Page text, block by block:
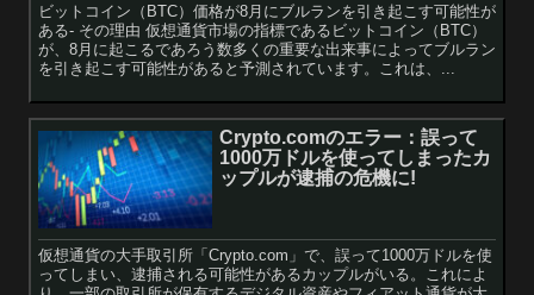
ビットコイン（BTC）価格が8月にブルランを引き起こす可能性が
ある- その理由 仮想通貨市場の指標であるビットコイン（BTC）
が、8月に起こるであろう数多くの重要な出来事によってブルラン
を引き起こす可能性があると予測されています。これは、...
Crypto.comのエラー：誤って
1000万ドルを使ってしまったカ
ップルが逮捕の危機に!
仮想通貨の大手取引所「Crypto.com」で、誤って1000万ドルを使
ってしまい、逮捕される可能性があるカップルがいる。これによ